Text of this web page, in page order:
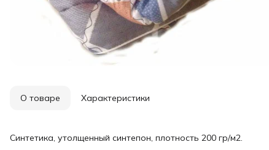
О товаре Характеристики
Синтетика, утолщенный синтепон, плотность 200 гр/м2.